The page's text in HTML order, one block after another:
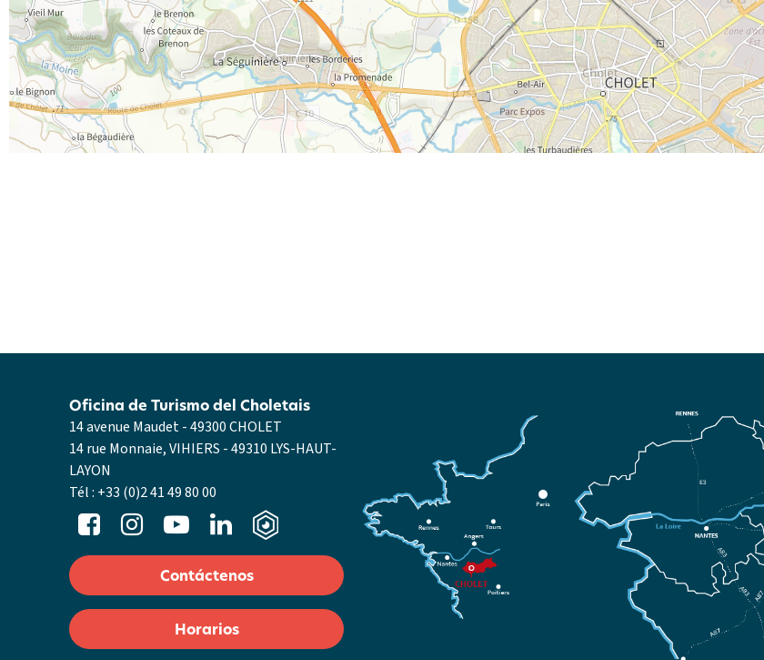
14 avenue Maudet - 49300 CHOLET
14 rue Monnaie, VIHIERS - 49310 LYS-HAUT-
LAYON
Tél : +33 (0)2 41 49 80 00
Oficina de Turismo del Choletais
Contáctenos
Horarios